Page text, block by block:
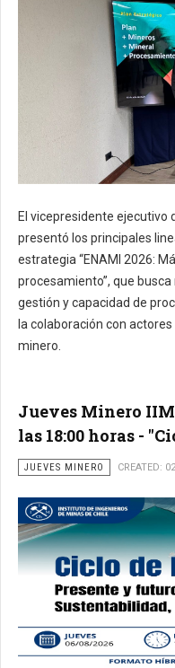
El vicepresidente ejecutivo
presentó los principales
estrategia “ENAMI 2026:
procesamiento”, que
gestión y capacidad de
la colaboración con
minero.
Jueves Minero
las 18:00 horas -
JUEVES MINERO CREATED: